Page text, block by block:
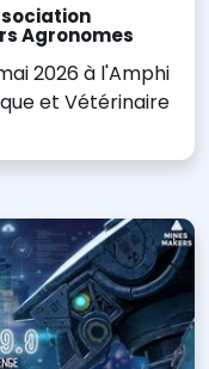
Agronomes
2026 à l'Amphi
et Vétérinaire